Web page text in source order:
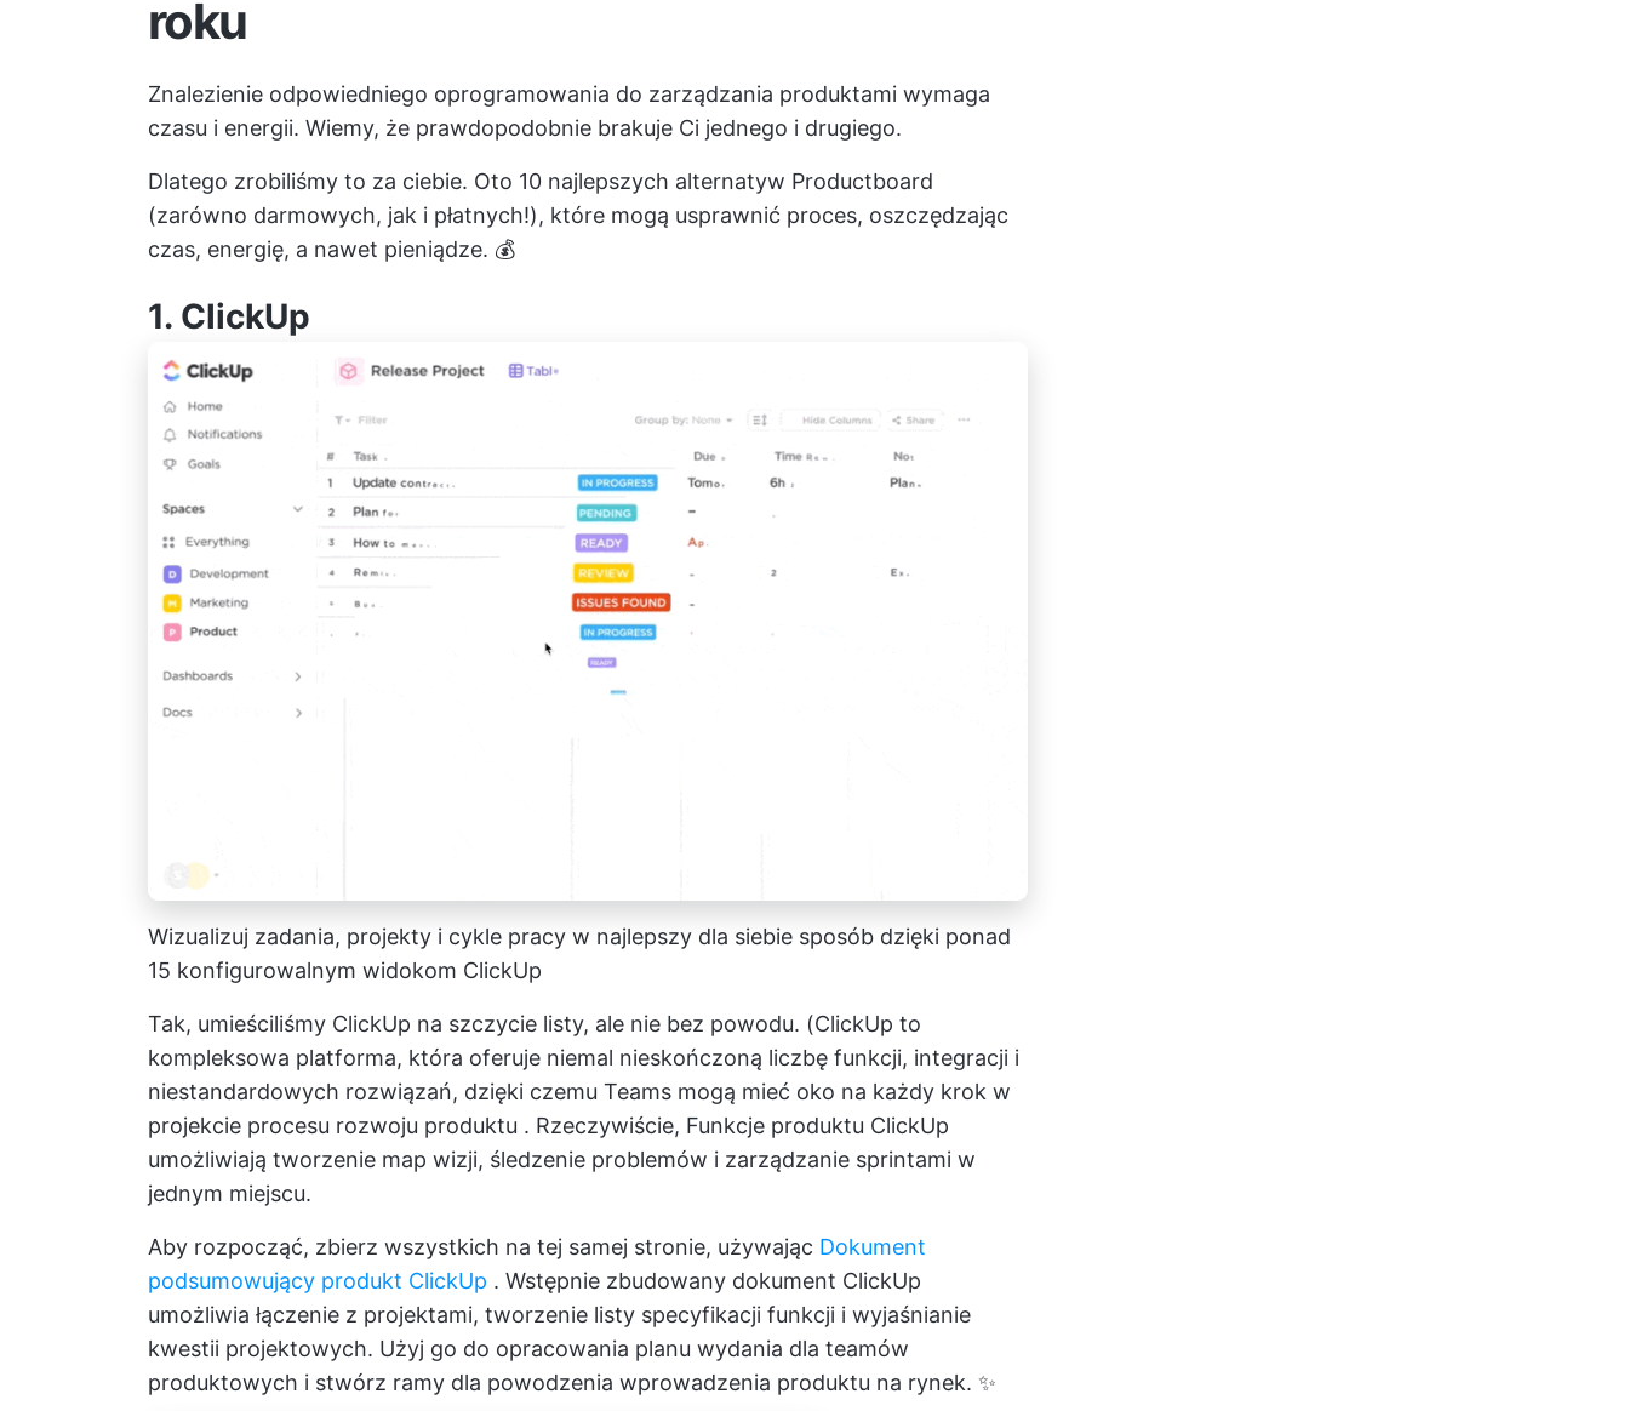
roku
Znalezienie odpowiedniego oprogramowania do zarządzania produktami wymaga
czasu i energii. Wiemy, że prawdopodobnie brakuje Ci jednego i drugiego.
Dlatego zrobiliśmy to za ciebie. Oto 10 najlepszych alternatyw Productboard
(zarówno darmowych, jak i płatnych!), które mogą usprawnić proces, oszczędzając
czas, energię, a nawet pieniądze. 💰
1. ClickUp
Wizualizuj zadania, projekty i cykle pracy w najlepszy dla siebie sposób dzięki ponad
15 konfigurowalnym widokom ClickUp
Tak, umieściliśmy ClickUp na szczycie listy, ale nie bez powodu. (ClickUp to
kompleksowa platforma, która oferuje niemal nieskończoną liczbę funkcji, integracji i
niestandardowych rozwiązań, dzięki czemu Teams mogą mieć oko na każdy krok w
projekcie procesu rozwoju produktu . Rzeczywiście, Funkcje produktu ClickUp
umożliwiają tworzenie map wizji, śledzenie problemów i zarządzanie sprintami w
jednym miejscu.
Aby rozpocząć, zbierz wszystkich na tej samej stronie, używając Dokument
podsumowujący produkt ClickUp . Wstępnie zbudowany dokument ClickUp
umożliwia łączenie z projektami, tworzenie listy specyfikacji funkcji i wyjaśnianie
kwestii projektowych. Użyj go do opracowania planu wydania dla teamów
produktowych i stwórz ramy dla powodzenia wprowadzenia produktu na rynek. ✨